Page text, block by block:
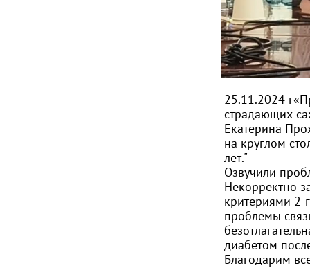
25.11.2024
страдающих
Екатерина
на круглом
лет."
Озвучили
Некорректно
критериями 2-
проблемы
диабетом
Благодарим